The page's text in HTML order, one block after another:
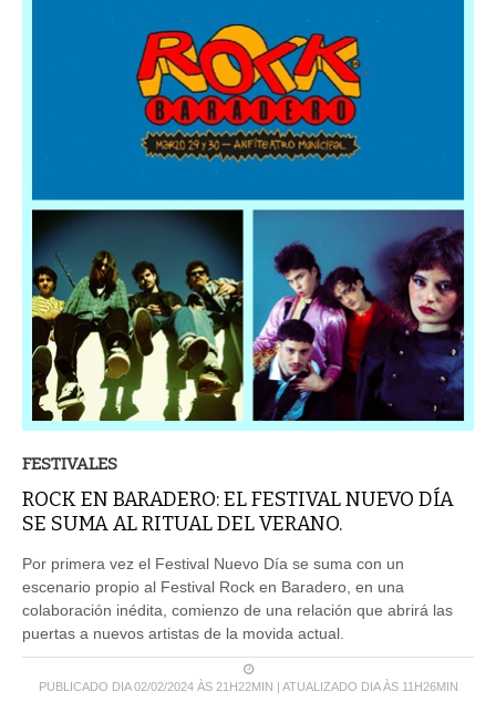
FESTIVALES
ROCK EN BARADERO: EL FESTIVAL NUEVO DÍA
SE SUMA AL RITUAL DEL VERANO.
Por primera vez el Festival Nuevo Día se suma con un
escenario propio al Festival Rock en Baradero, en una
colaboración inédita, comienzo de una relación que abrirá las
puertas a nuevos artistas de la movida actual.
PUBLICADO DIA 02/02/2024 ÀS 21H22MIN | ATUALIZADO DIA ÀS 11H26MIN